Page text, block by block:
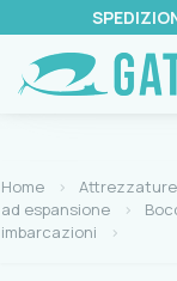
Home
ad espansione
imbarcazioni